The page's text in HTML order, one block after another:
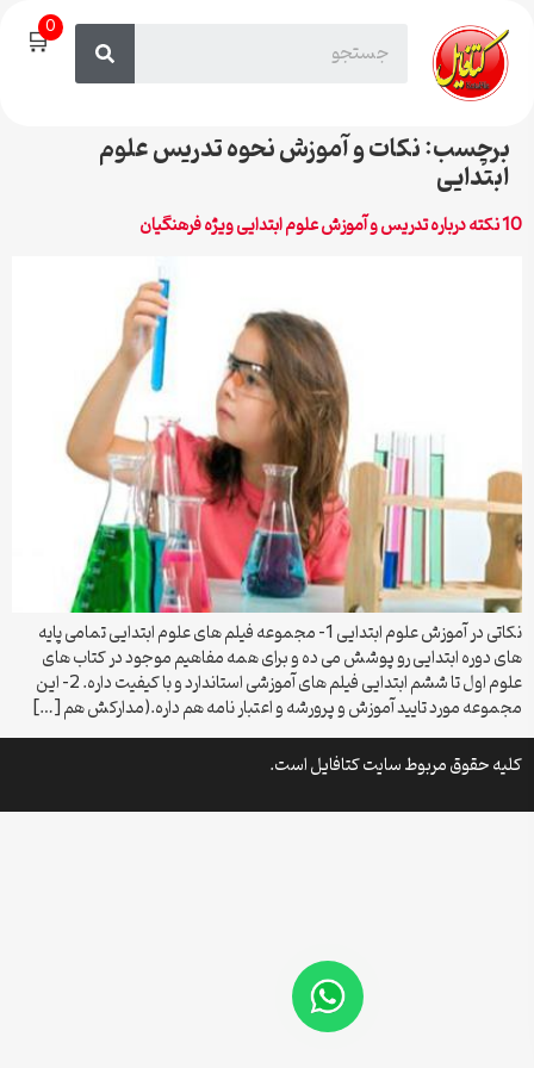
🛒0
برچسب:نکات و آموزش نحوه تدریس علوم
ابتدایی
10 نکته درباره تدریس و آموزش علوم ابتدایی ویژه فرهنگیان
نکاتی در آموزش علوم ابتدایی 1- مجموعه فیلم های علوم ابتدایی تمامی پایه
های دوره ابتدایی رو پوشش می ده و برای همه مفاهیم موجود در کتاب های
علوم اول تا ششم ابتدایی فیلم های آموزشی استاندارد و با کیفیت داره. 2- این
مجموعه مورد تایید آموزش و پرورشه و اعتبار نامه هم داره.(مدارکش هم […]
کلیه حقوق مربوط سایت کتافایل است.